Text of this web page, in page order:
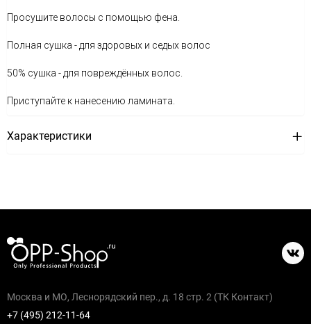
Просушите волосы с помощью фена.
Полная сушка - для здоровых и седых волос
50% сушка - для повреждённых волос.
Приступайте к нанесению ламината.
Характеристики
Москва и МО, Леснорядский пер., д. 18 стр. 2 (ТК Контакт)
+7 (495) 212-11-64